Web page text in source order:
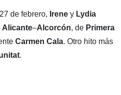
de febrero, Ireney Lydia
Alicante–Alcorcón, dePrimera
Carmen Cala. Otro hito más
.